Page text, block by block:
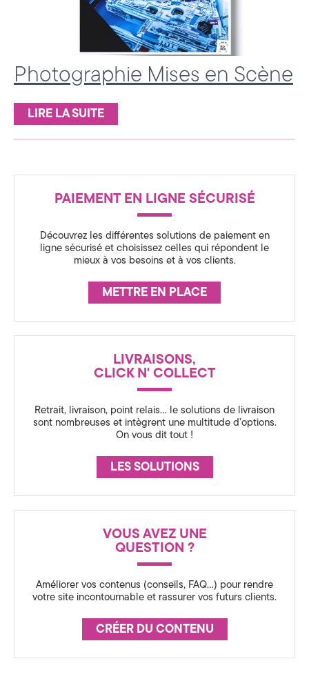
Photographie Mises en Scène
LIRE LA SUITE
s
c
PAIEMENT EN LIGNE SÉCURISÉ
Découvrez les différentes solutions de paiement en
ligne sécurisé et choisissez celles qui répondent le
mieux à vos besoins et à vos clients.
METTRE EN PLACE
LIVRAISONS,
CLICK N' COLLECT
Retrait, livraison, point relais… le solutions de livraison
sont nombreuses et intègrent une multitude d’options.
On vous dit tout !
LES SOLUTIONS
VOUS AVEZ UNE
QUESTION ?
Améliorer vos contenus (conseils, FAQ…) pour rendre
votre site incontournable et rassurer vos futurs clients.
CRÉER DU CONTENU